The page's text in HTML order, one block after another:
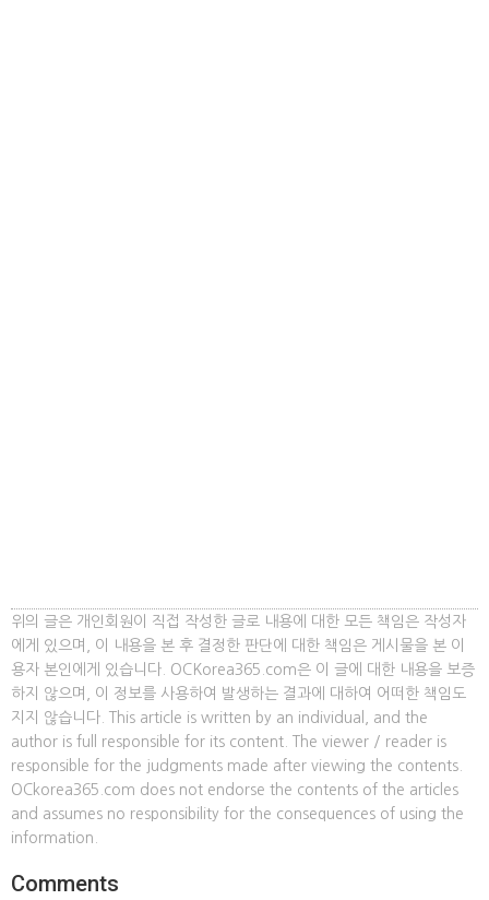
위의 글은 개인회원이 직접 작성한 글로 내용에 대한 모든 책임은 작성자
에게 있으며, 이 내용을 본 후 결정한 판단에 대한 책임은 게시물을 본 이
용자 본인에게 있습니다. OCKorea365.com은 이 글에 대한 내용을 보증
하지 않으며, 이 정보를 사용하여 발생하는 결과에 대하여 어떠한 책임도
지지 않습니다. This article is written by an individual, and the
author is full responsible for its content. The viewer / reader is
responsible for the judgments made after viewing the contents.
OCkorea365.com does not endorse the contents of the articles
and assumes no responsibility for the consequences of using the
information.
Comments